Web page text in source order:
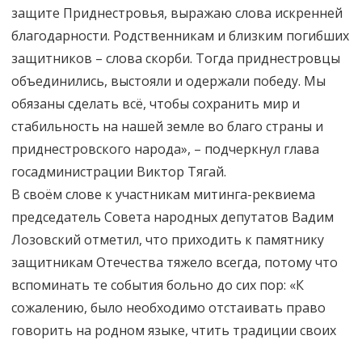
защите Приднестровья, выражаю слова искренней
благодарности. Родственникам и близким погибших
защитников – слова скорби. Тогда приднестровцы
объединились, выстояли и одержали победу. Мы
обязаны сделать всё, чтобы сохранить мир и
стабильность на нашей земле во благо страны и
приднестровского народа», – подчеркнул глава
госадминистрации Виктор Тягай.
В своём слове к участникам митинга-реквиема
председатель Совета народных депутатов Вадим
Лозовский отметил, что приходить к памятнику
защитникам Отечества тяжело всегда, потому что
вспоминать те события больно до сих пор: «К
сожалению, было необходимо отстаивать право
говорить на родном языке, чтить традиции своих